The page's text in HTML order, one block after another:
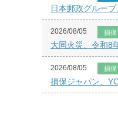
日本郵政グルー
2026/08/05 損保
大同火災、令和8
2026/08/05 損保
損保ジャパン、